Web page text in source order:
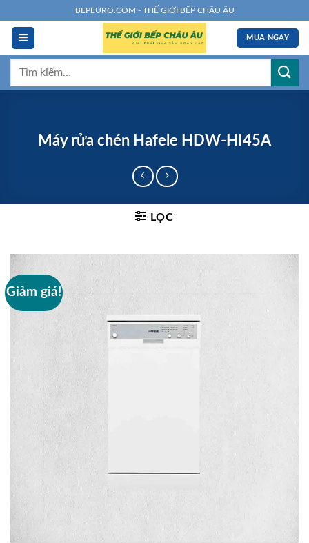
đến
dung
BEPEURO.COM - THẾ GIỚI BẾP CHÂU ÂU
MUA NGAY
Tìm
Máy rửa chén Hafele HDW-HI45A
LỌC
Giảm giá!